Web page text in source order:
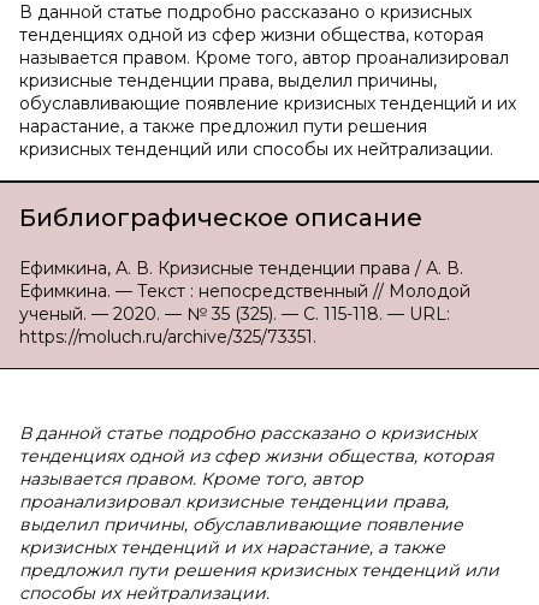
В данной статье подробно рассказано о кризисных
тенденциях одной из сфер жизни общества, которая
называется правом. Кроме того, автор проанализировал
кризисные тенденции права, выделил причины,
обуславливающие появление кризисных тенденций и их
нарастание, а также предложил пути решения
кризисных тенденций или способы их нейтрализации.
Библиографическое описание
Ефимкина, А. В. Кризисные тенденции права / А. В.
Ефимкина. — Текст : непосредственный // Молодой
ученый. — 2020. — № 35 (325). — С. 115-118. — URL:
https://moluch.ru/archive/325/73351.
В данной статье подробно рассказано о кризисных
тенденциях одной из сфер жизни общества, которая
называется правом. Кроме того, автор
проанализировал кризисные тенденции права,
выделил причины, обуславливающие появление
кризисных тенденций и их нарастание, а также
предложил пути решения кризисных тенденций или
способы их нейтрализации.